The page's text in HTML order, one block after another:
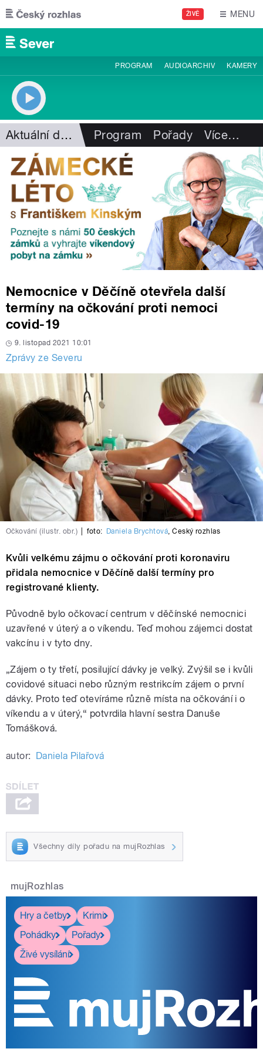
Přejít k hlavnímu obsahu
ŽIVĚ MENU
PROGRAM AUDIOARCHIV KAMERY
Aktuální dění Program Pořady Více…
Nemocnice v Děčíně otevřela další
termíny na očkování proti nemoci
covid-19
9. listopad 2021 10:01
Zprávy ze Severu
Očkování (ilustr. obr.) foto: Daniela Brychtová,Český rozhlas
Kvůli velkému zájmu o očkování proti koronaviru
přidala nemocnice v Děčíně další termíny pro
registrované klienty.
Původně bylo očkovací centrum v děčínské nemocnici
uzavřené v úterý a o víkendu. Teď mohou zájemci dostat
vakcínu i v tyto dny.
„Zájem o ty třetí, posilující dávky je velký. Zvýšil se i kvůli
covidové situaci nebo různým restrikcím zájem o první
dávky. Proto teď otevíráme různě místa na očkování i o
víkendu a v úterý,“ potvrdila hlavní sestra Danuše
Tomášková.
autor: Daniela Pilařová
Všechny díly pořadu na mujRozhlas
mujRozhlas
Hry a četby
Krimi
Pohádky
Pořady
Živé vysílání